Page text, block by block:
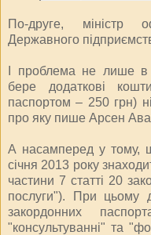
По-друге, міністр
Державного
І проблема не лише
бере додаткові
паспортом – 250 грн)
про яку пише Арсен
А насамперед у тому,
січня 2013 року
частини 7 статті 20
послуги"). При
закордонних
"консультуванні" та